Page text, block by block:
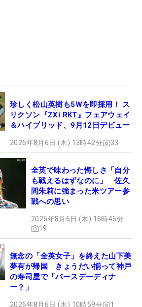
珍しく松山英樹も5Wを即採用！ ス
リクソン『ZXi RKT』フェアウェイ
＆ハイブリッド、9月12日デビュー
2026年8月6日 (木) 13時42分 33
全英で味わった悔しさ「自分
も戦えるはずなのに」 佐久
間朱莉に強まった米ツアー参
戦への思い
2026年8月6日 (木) 16時45分
19
無念の「全英女子」を終えた山下美
夢有が帰国 きょうだい揃って神戸
の寿司屋で「バースデーディナ
ー？」
2026年8月6日 (木) 10時59分 1